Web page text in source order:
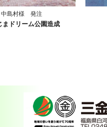
中島村様 発注
まドリーム公園造成